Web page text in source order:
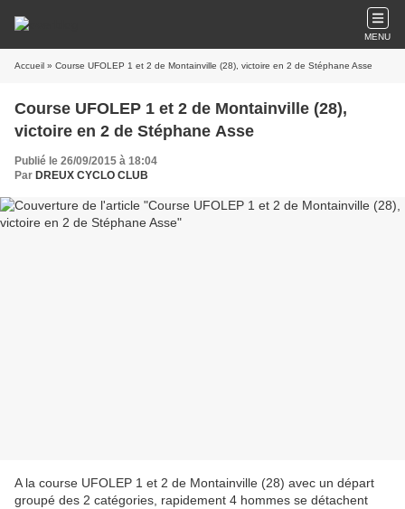
MENU
Accueil » Course UFOLEP 1 et 2 de Montainville (28), victoire en 2 de Stéphane Asse
Course UFOLEP 1 et 2 de Montainville (28),
victoire en 2 de Stéphane Asse
Publié le 26/09/2015 à 18:04
Par DREUX CYCLO CLUB
A la course UFOLEP 1 et 2 de Montainville (28) avec un départ
groupé des 2 catégories, rapidement 4 hommes se détachent